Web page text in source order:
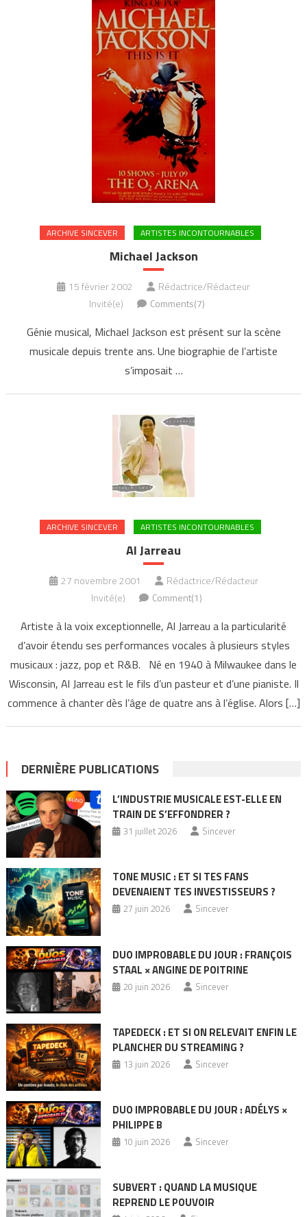
ARCHIVE SINCEVER ARTISTES INCONTOURNABLES
Michael Jackson
15 février 2002
Rédactrice/Rédacteur
Invité(e)
Comments(7)
Génie musical, Michael Jackson est présent sur la scène
musicale depuis trente ans. Une biographie de l’artiste
s’imposait …
ARCHIVE SINCEVER ARTISTES INCONTOURNABLES
Al Jarreau
27 novembre 2001
Rédactrice/Rédacteur
Invité(e)
Comment(1)
Artiste à la voix exceptionnelle, Al Jarreau a la particularité
d’avoir étendu ses performances vocales à plusieurs styles
musicaux : jazz, pop et R&B. Né en 1940 à Milwaukee dans le
Wisconsin, Al Jarreau est le fils d’un pasteur et d’une pianiste. Il
commence à chanter dès l’âge de quatre ans à l’église. Alors […]
DERNIÈRE PUBLICATIONS
L’INDUSTRIE MUSICALE EST-ELLE EN
TRAIN DE S’EFFONDRER ?
31 juillet 2026 Sincever
TONE MUSIC : ET SI TES FANS
DEVENAIENT TES INVESTISSEURS ?
27 juin 2026 Sincever
DUO IMPROBABLE DU JOUR : FRANÇOIS
STAAL × ANGINE DE POITRINE
20 juin 2026 Sincever
TAPEDECK : ET SI ON RELEVAIT ENFIN LE
PLANCHER DU STREAMING ?
13 juin 2026 Sincever
DUO IMPROBABLE DU JOUR : ADÉLYS ×
PHILIPPE B
10 juin 2026 Sincever
SUBVERT : QUAND LA MUSIQUE
REPREND LE POUVOIR